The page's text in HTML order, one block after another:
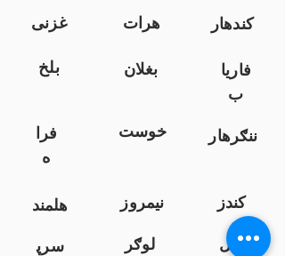
غزنی هرات
کندهار
بلخ
بغلان
فاریا
ب
فرا
ه
خوست ننګرهار
هلمند نیمروز
کندز
سرپ
لوګر زابل